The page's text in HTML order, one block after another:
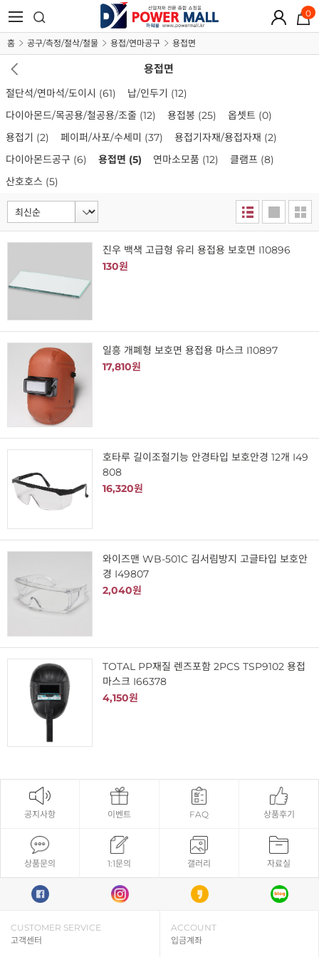
0
홈 공구/측정/절삭/철물 용접/연마공구 용접면
용접면
절단석/연마석/도이시 (61) 납/인두기 (12)
다이아몬드/목공용/철공용/조줄 (12) 용접봉 (25) 옵셋트 (0)
용접기 (2) 페이퍼/사포/수세미 (37) 용접기자재/용접자재 (2)
다이아몬드공구 (6) 용접면 (5) 연마소모품 (12) 클램프 (8)
산호호스 (5)
진우 백색 고급형 유리 용접용 보호면 I10896
130원
일흥 개폐형 보호면 용접용 마스크 I10897
17,810원
호타루 길이조절기능 안경타입 보호안경 12개 I49
808
16,320원
와이즈맨 WB-501C 김서림방지 고글타입 보호안
경 I49807
2,040원
TOTAL PP재질 렌즈포함 2PCS TSP9102 용접
마스크 I66378
4,150원
공지사항 이벤트 FAQ 상품후기
상품문의 1:1문의 갤러리 자료실
CUSTOMER SERVICE
고객센터
ACCOUNT
입금계좌